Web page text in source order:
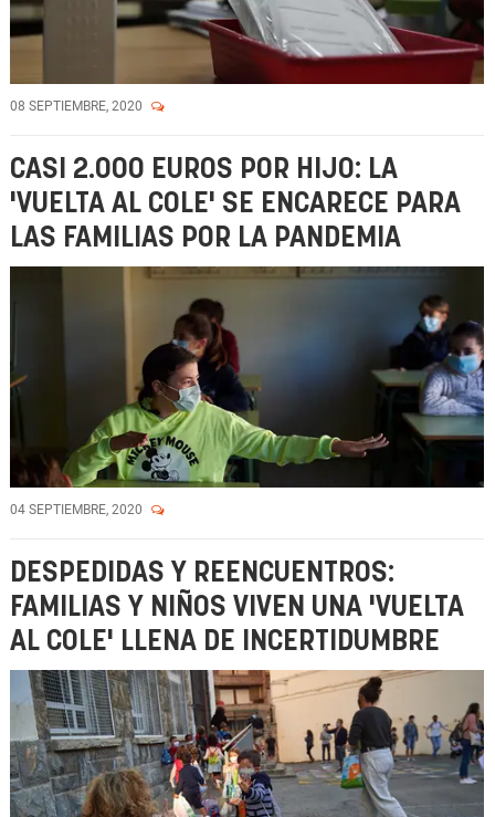
08 SEPTIEMBRE, 2020
CASI 2.000 EUROS POR HIJO: LA
'VUELTA AL COLE' SE ENCARECE PARA
LAS FAMILIAS POR LA PANDEMIA
04 SEPTIEMBRE, 2020
DESPEDIDAS Y REENCUENTROS:
FAMILIAS Y NIÑOS VIVEN UNA 'VUELTA
AL COLE' LLENA DE INCERTIDUMBRE